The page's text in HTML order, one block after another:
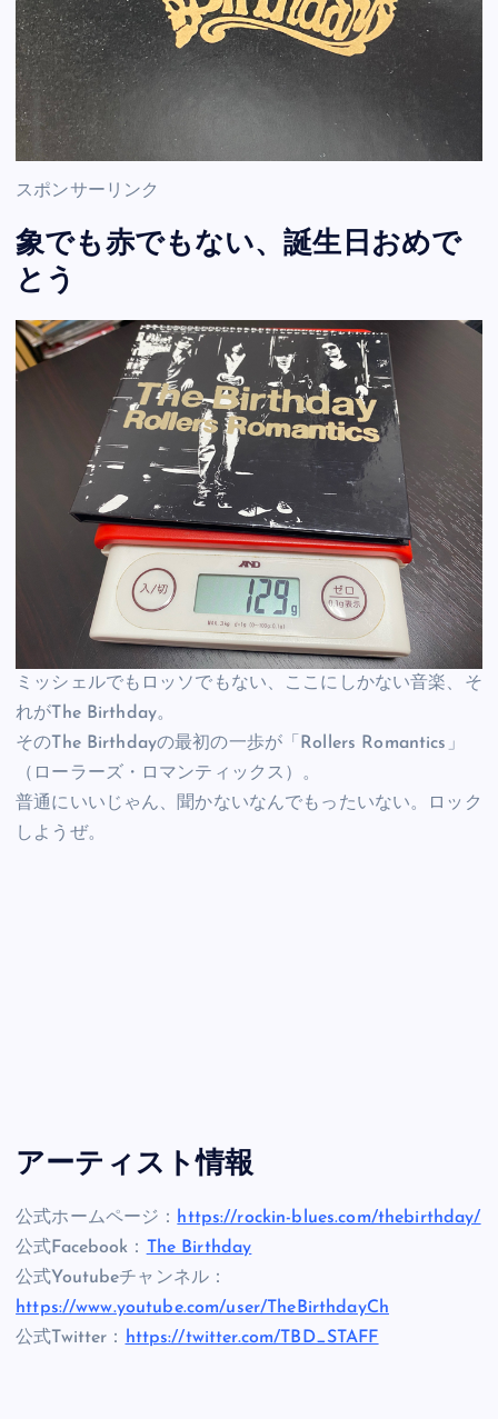
スポンサーリンク
象でも赤でもない、誕生日おめで
とう
ミッシェルでもロッソでもない、ここにしかない音楽、そ
れがThe Birthday。
そのThe Birthdayの最初の一歩が「Rollers Romantics」
（ローラーズ・ロマンティックス）。
普通にいいじゃん、聞かないなんでもったいない。ロック
しようぜ。
アーティスト情報
公式ホームページ： https://rockin-blues.com/thebirthday/
公式Facebook：
The Birthday
公式Youtubeチャンネル：
https://www.youtube.com/user/TheBirthdayCh
公式Twitter：
https://twitter.com/TBD_STAFF